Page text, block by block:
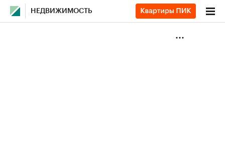
НЕДВИЖИМОСТЬ